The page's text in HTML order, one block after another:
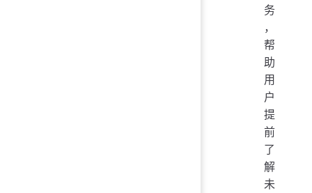
务
，
帮
助
用
户
提
前
了
解
未